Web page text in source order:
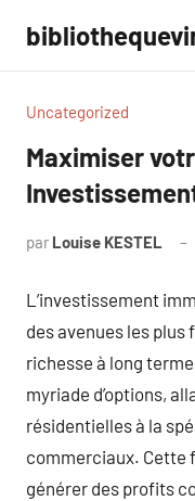
contenu
Uncategorized
Maximiser
par Louise KESTEL
L’investissement
des avenues les plus
richesse à long
myriade d’options,
résidentielles à la
commerciaux. Cette
générer des profits